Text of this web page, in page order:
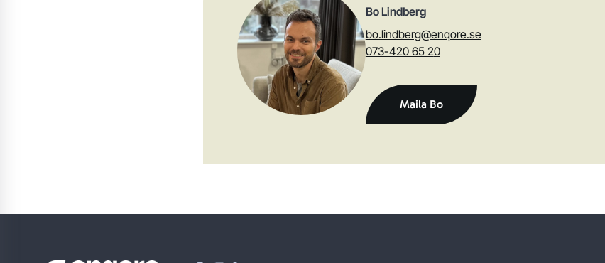
Bo Lindberg
bo.lindberg@enqore.se
073-420 65 20
Maila Bo